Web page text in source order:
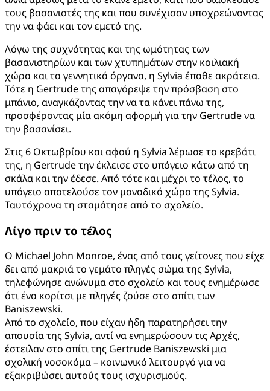
τους βασανιστές της και που συνέχισαν υποχρεώνοντας
την να φάει και τον εμετό της.
Λόγω της συχνότητας και της ωμότητας των
βασανιστηρίων και των χτυπημάτων στην κοιλιακή
χώρα και τα γεννητικά όργανα, η Sylvia έπαθε ακράτεια.
Τότε η Gertrude της απαγόρεψε την πρόσβαση στο
μπάνιο, αναγκάζοντας την να τα κάνει πάνω της,
προσφέροντας μία ακόμη αφορμή για την Gertrude να
την βασανίσει.
Στις 6 Οκτωβρίου και αφού η Sylvia λέρωσε το κρεβάτι
της, η Gertrude την έκλεισε στο υπόγειο κάτω από τη
σκάλα και την έδεσε. Από τότε και μέχρι το τέλος, το
υπόγειο αποτελούσε τον μοναδικό χώρο της Sylvia.
Ταυτόχρονα τη σταμάτησε από το σχολείο.
Λίγο πριν το τέλος
Ο Michael John Monroe, ένας από τους γείτονες που είχε
δει από μακριά το γεμάτο πληγές σώμα της Sylvia,
τηλεφώνησε ανώνυμα στο σχολείο και τους ενημέρωσε
ότι ένα κορίτσι με πληγές ζούσε στο σπίτι των
Baniszewski.
Από το σχολείο, που είχαν ήδη παρατηρήσει την
απουσία της Sylvia, αντί να ενημερώσουν τις Αρχές,
έστειλαν στο σπίτι της Gertrude Baniszewski μια
σχολική νοσοκόμα – κοινωνικό λειτουργό για να
εξακριβώσει αυτούς τους ισχυρισμούς.